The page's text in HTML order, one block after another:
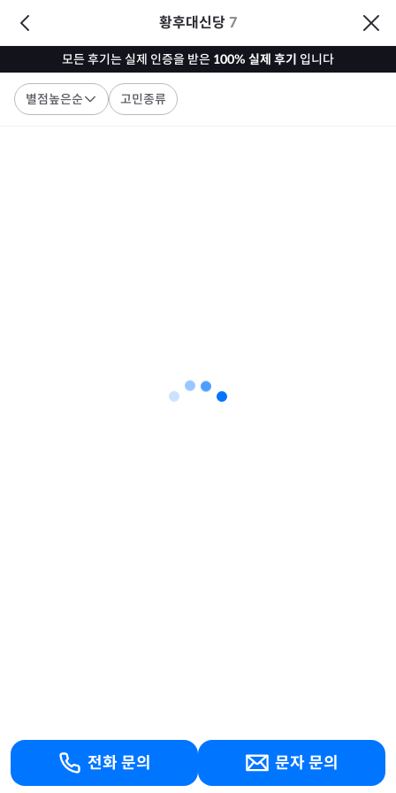
황후대신당 7
모든 후기는 실제 인증을 받은 100% 실제 후기 입니다
별점높은순 고민종류
전화 문의 문자 문의